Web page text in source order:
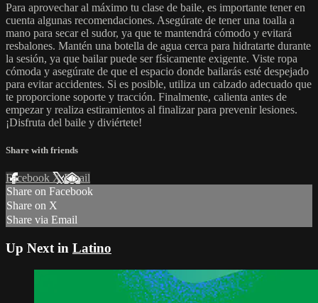
Para aprovechar al máximo tu clase de baile, es importante tener en
cuenta algunas recomendaciones. Asegúrate de tener una toalla a
mano para secar el sudor, ya que te mantendrá cómodo y evitará
resbalones. Mantén una botella de agua cerca para hidratarte durante
la sesión, ya que bailar puede ser físicamente exigente. Viste ropa
cómoda y asegúrate de que el espacio donde bailarás esté despejado
para evitar accidentes. Si es posible, utiliza un calzado adecuado que
te proporcione soporte y tracción. Finalmente, calienta antes de
empezar y realiza estiramientos al finalizar para prevenir lesiones.
¡Disfruta del baile y diviértete!
Share with friends
Facebook XEmail
Share on Facebook
Share on X
Share via Email
Up Next in Latino